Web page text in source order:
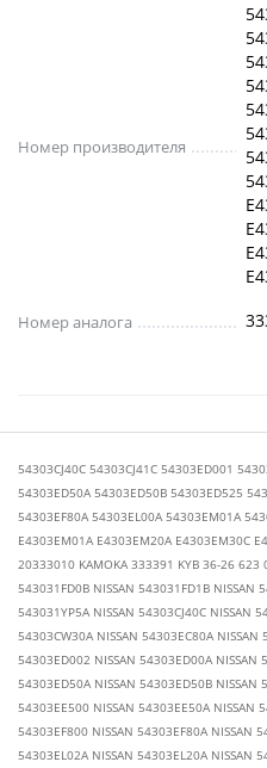
Номер производителя
Номер аналога
54303CJ40C 54303CJ41C 54303ED001
54303ED50A 54303ED50B 54303ED525
54303EF80A 54303EL00A 54303EM01A
E4303EM01A E4303EM20A E4303EM30C
20333010 KAMOKA 333391 KYB 36-26 623
543031FD0B NISSAN 543031FD1B NISSAN
543031YP5A NISSAN 54303CJ40C NISSAN
54303CW30A NISSAN 54303EC80A
54303ED002 NISSAN 54303ED00A NISSAN
54303ED50A NISSAN 54303ED50B NISSAN
54303EE500 NISSAN 54303EE50A NISSAN
54303EF800 NISSAN 54303EF80A NISSAN
54303EL02A NISSAN 54303EL20A NISSAN